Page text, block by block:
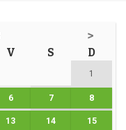
>
V S D
1
6 7 8
13 14 15